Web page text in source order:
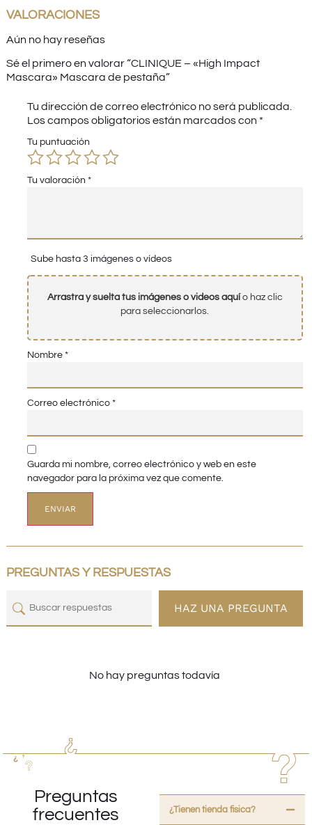
VALORACIONES
Aún no hay reseñas
Sé el primero en valorar “CLINIQUE – «High Impact
Mascara» Mascara de pestaña”
Tu dirección de correo electrónico no será publicada.
Los campos obligatorios están marcados con *
Tu puntuación
Tu valoración *
Sube hasta 3 imágenes o vídeos
Arrastra y suelta tus imágenes o videos aquío haz clic
para seleccionarlos.
Nombre *
Correo electrónico *
Guarda mi nombre, correo electrónico y web en este
navegador para la próxima vez que comente.
PREGUNTAS Y RESPUESTAS
HAZ UNA PREGUNTA
No hay preguntas todavía
Preguntas
frecuentes
¿Tienen tienda fisica?